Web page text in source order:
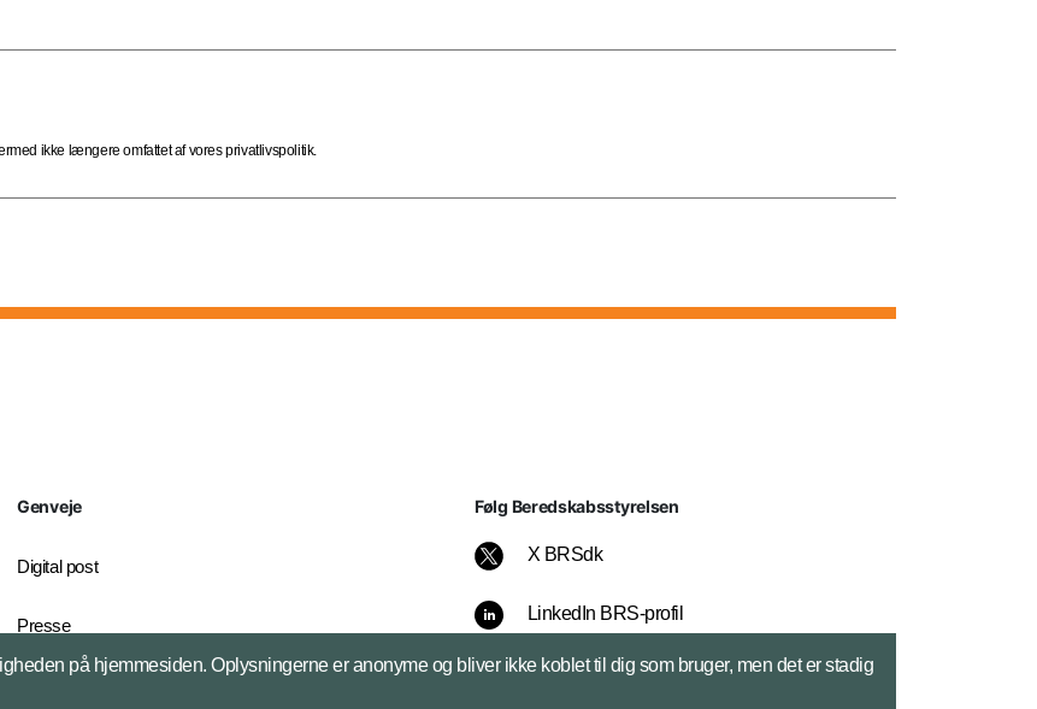
ikke længere omfattet af vores privatlivspolitik.
Genveje
Digital post
Presse
Følg Beredskabsstyrelsen
X BRSdk
LinkedIn BRS-profil
YouTube
på hjemmesiden. Oplysningerne er anonyme og bliver ikke koblet til dig som bruger, men det er stadig